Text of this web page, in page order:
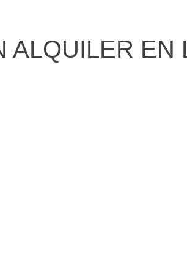
ALQUILER EN